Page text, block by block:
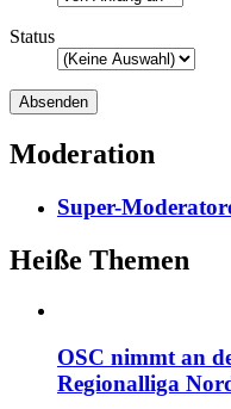
Status
Moderation
Super-
Heiße Themen
OSC nimmt an
Regionalliga